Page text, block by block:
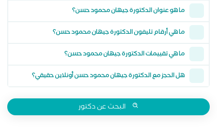
ما هو عنوان الدكتورة جيهان محمود حسن؟
ما هي أرقام تليفون الدكتورة جيهان محمود حسن؟
ما هي تقييمات الدكتورة جيهان محمود حسن؟
هل الحجز مع الدكتورة جيهان محمود حسن أونلاين حقيقي؟
البحث عن دكتور